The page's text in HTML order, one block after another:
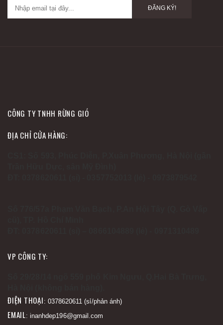
ĐĂNG KÝ!
CÔNG TY TNHH RỪNG GIÓ
ĐỊA CHỈ CỬA HÀNG:
VP CÔNG TY:
ĐIỆN THOẠI : 0378620611 (sỉ/phản ánh)
EMAIL: inanhdep196@gmail.com